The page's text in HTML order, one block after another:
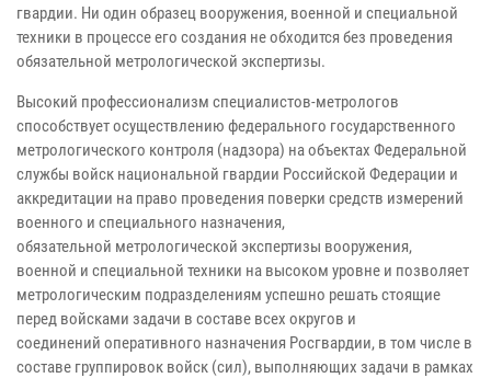
гвардии. Ни один образец вооружения, военной и специальной
техники в процессе его создания необходится без проведения
обязательной метрологической экспертизы.
Высокий профессионализм специалистов-метрологов
способствуетосуществлению федерального государственного
метрологического контроля (надзора) на объектах Федеральной
службы войск национальной гвардии Российской Федерации и
аккредитации на право проведения поверки средств измерений
военного и специального назначения,
обязательной метрологической экспертизы вооружения,
военной и специальной техники на высоком уровне и позволяет
метрологическим подразделениям успешно решатьстоящие
перед войсками задачи в составе всех округов и
соединений оперативного назначения Росгвардии, в том числе в
составе группировок войск (сил), выполняющих задачи в рамках